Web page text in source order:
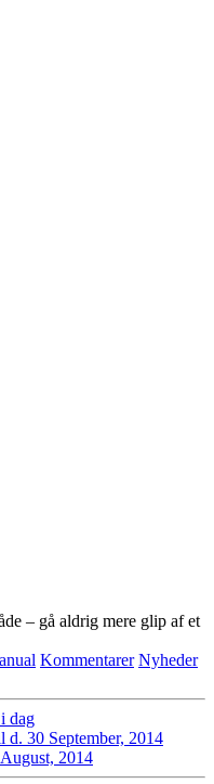
– gå aldrig mere glip af et
Kommentarer Nyheder
dag
30 September, 2014
2014